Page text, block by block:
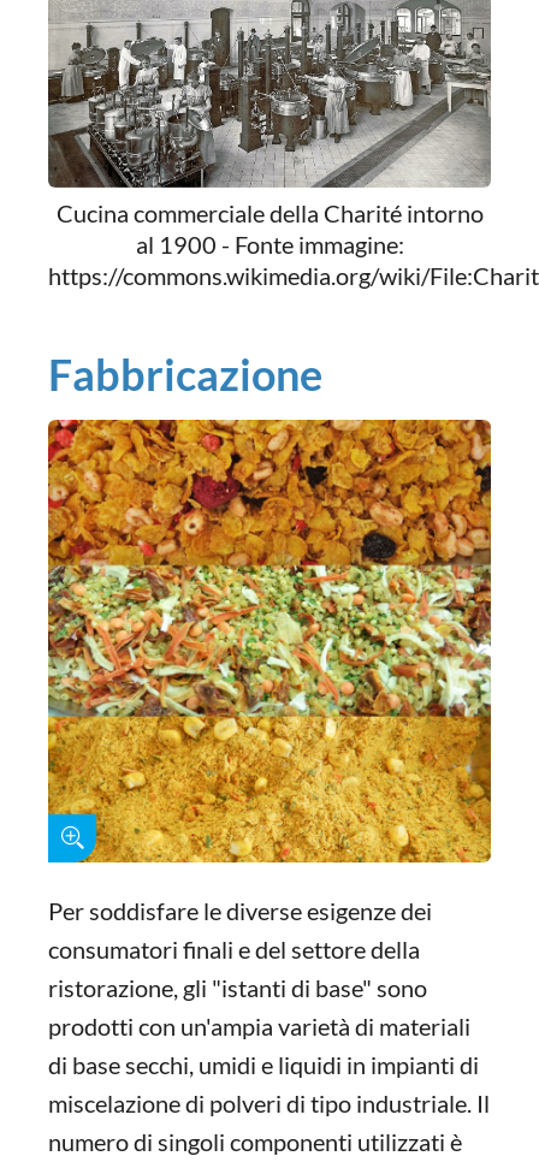
Cucina commerciale della Charité intorno
al 1900 - Fonte immagine:
https://commons.wikimedia.org/wiki/
Fabbricazione
Per soddisfare le diverse esigenze dei
consumatori finali e del settore della
ristorazione, gli "istanti di base" sono
prodotti con un'ampia varietà di materiali
di base secchi, umidi e liquidi in impianti di
miscelazione di polveri di tipo industriale. Il
numero di singoli componenti utilizzati è